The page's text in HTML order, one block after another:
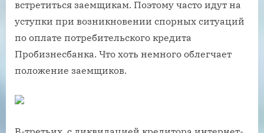
встретиться заемщикам. Поэтому часто идут на
уступки при возникновении спорных ситуаций
по оплате потребительского кредита
Пробизнесбанка. Что хоть немного облегчает
положение заемщиков.